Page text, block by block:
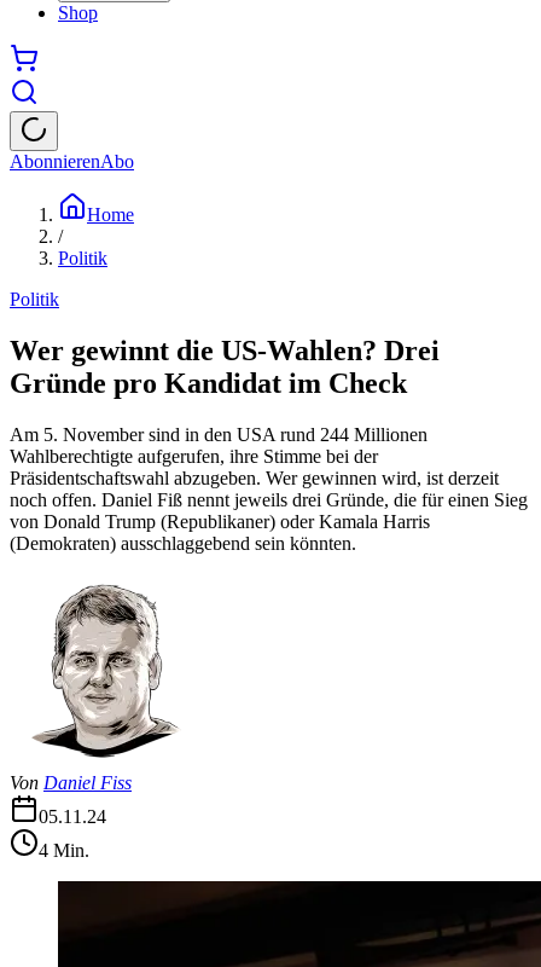
Shop
AbonnierenAbo
Home
/
Politik
Politik
Wer gewinnt die US-Wahlen? Drei
Gründe pro Kandidat im Check
Am 5. November sind in den USA rund 244 Millionen
Wahlberechtigte aufgerufen, ihre Stimme bei der
Präsidentschaftswahl abzugeben. Wer gewinnen wird, ist derzeit
noch offen. Daniel Fiß nennt jeweils drei Gründe, die für einen Sieg
von Donald Trump (Republikaner) oder Kamala Harris
(Demokraten) ausschlaggebend sein könnten.
Von Daniel Fiss
05.11.24
4 Min.